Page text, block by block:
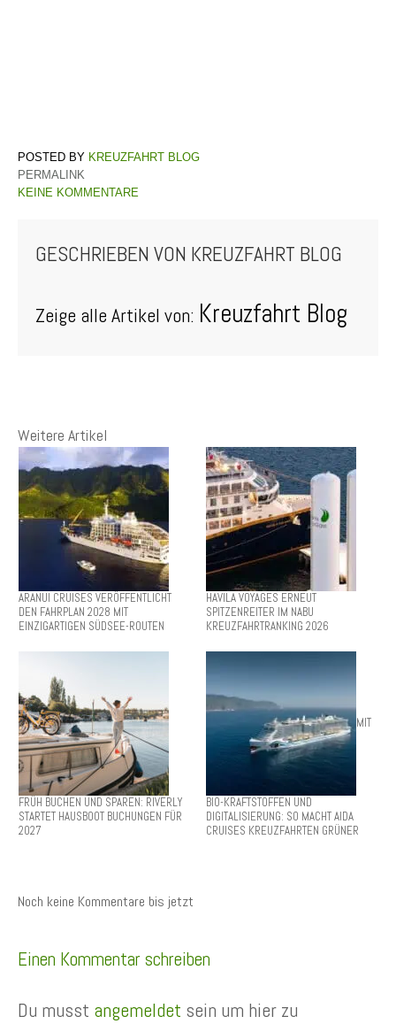
KREUZFAHRT BLOG
PERMALINK
KEINE KOMMENTARE
GESCHRIEBEN VON KREUZFAHRT BLOG
Zeige alle Artikel von: Kreuzfahrt Blog
Weitere Artikel
ARANUI CRUISES VERÖFFENTLICHT
DEN FAHRPLAN 2028 MIT
EINZIGARTIGEN SÜDSEE-ROUTEN
HAVILA VOYAGES ERNEUT
SPITZENREITER IM NABU
KREUZFAHRTRANKING 2026
FRÜH BUCHEN UND SPAREN: RIVERLY
STARTET HAUSBOOT BUCHUNGEN FÜR
2027
MIT
BIO-KRAFTSTOFFEN UND
DIGITALISIERUNG: SO MACHT AIDA
CRUISES KREUZFAHRTEN GRÜNER
Noch keine Kommentare bis jetzt
Einen Kommentar schreiben
Du musst angemeldet sein um hier zu